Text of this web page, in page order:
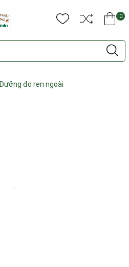
0
Dưỡng đo ren ngoài